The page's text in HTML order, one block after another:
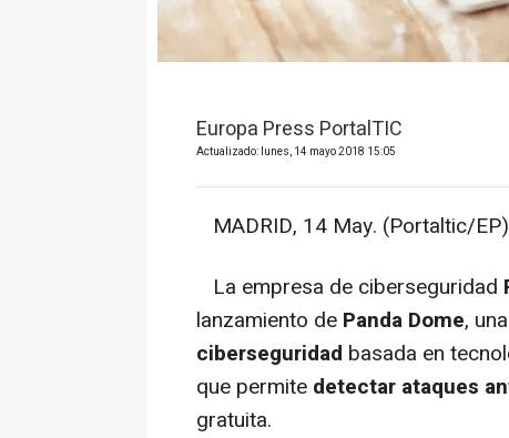
Europa Press PortalTIC
Actualizado: lunes, 14 mayo 2018 15:05
MADRID, 14 May. (Portaltic/
La empresa de ciberseguridad
lanzamiento de Panda Dome,
ciberseguridad basada en
que permite detectar ataques
gratuita.